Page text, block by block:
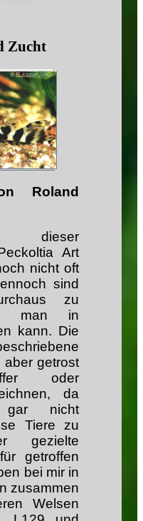
Zucht
Roland
dieser
Art
nicht oft
sind
zu
man in
kann. Die
aber getrost
oder
da
gar nicht
Tiere zu
gezielte
getroffen
bei mir in
zusammen
Welsen